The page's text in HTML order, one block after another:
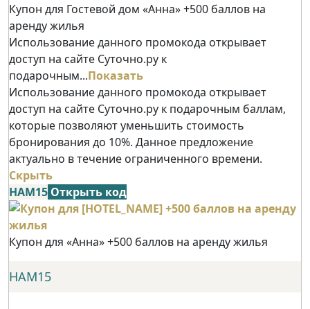
Купон для Гостевой дом «Анна» +500 баллов на
аренду жилья
Использование данного промокода открывает
доступ на сайте Суточно.ру к
подарочным...Показать
Использование данного промокода открывает
доступ на сайте Суточно.ру к подарочным баллам,
которые позволяют уменьшить стоимость
бронирования до 10%. Данное предложение
актуально в течение ограниченного времени.
Скрыть
НАМ15 Открыть код
Купон для «Анна» +500 баллов на аренду жилья
НАМ15